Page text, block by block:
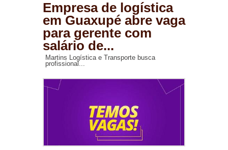
Empresa de logística
em Guaxupé abre vaga
para gerente com
salário de...
Martins Logística e Transporte busca
profissional...